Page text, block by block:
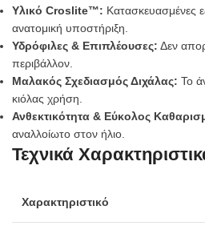
Υλικό Croslite™: Κατασκευασμένες
ανατομική υποστήριξη.
Υδρόφιλες & Επιπλέουσες: Δεν
περιβάλλον.
Μαλακός Σχεδιασμός Διχάλας: Το
κιόλας χρήση.
Ανθεκτικότητα & Εύκολος
αναλλοίωτο στον ήλιο.
Τεχνικά
Χαρακτηριστικό